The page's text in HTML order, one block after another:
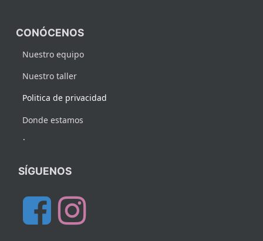
CONÓCENOS
Nuestro equipo
Nuestro taller
Politica de privacidad
Donde estamos
.
SÍGUENOS